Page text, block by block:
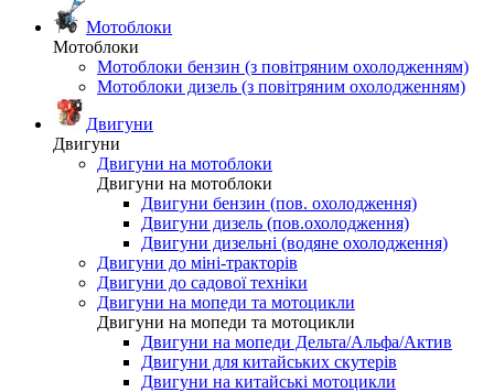
Мотоблоки
Мотоблоки
Мотоблоки бензин (з повітряним охолодженням)
Мотоблоки дизель (з повітряним охолодженням)
Двигуни
Двигуни
Двигуни на мотоблоки
Двигуни на мотоблоки
Двигуни бензин (пов. охолодження)
Двигуни дизель (пов.охолодження)
Двигуни дизельні (водяне охолодження)
Двигуни до міні-тракторів
Двигуни до садової техніки
Двигуни на мопеди та мотоцикли
Двигуни на мопеди та мотоцикли
Двигуни на мопеди Дельта/Альфа/Актив
Двигуни для китайських скутерів
Двигуни на китайські мотоцикли